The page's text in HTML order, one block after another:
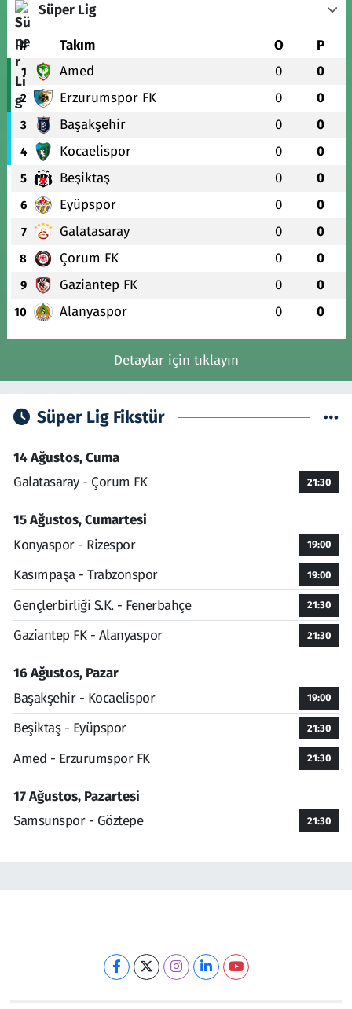
Süper Lig
# Takım O P
1 Amed 0 0
2 Erzurumspor FK 0 0
3 Başakşehir 0 0
4 Kocaelispor 0 0
5 Beşiktaş 0 0
6 Eyüpspor 0 0
7 Galatasaray 0 0
8 Çorum FK 0 0
9 Gaziantep FK 0 0
10 Alanyaspor 0 0
Detaylar için tıklayın
Süper Lig Fikstür
14 Ağustos, Cuma
Galatasaray - Çorum FK
21:30
15 Ağustos, Cumartesi
Konyaspor - Rizespor
19:00
Kasımpaşa - Trabzonspor 19:00
Gençlerbirliği S.K. - Fenerbahçe 21:30
Gaziantep FK - Alanyaspor 21:30
16 Ağustos, Pazar
Başakşehir - Kocaelispor
19:00
Beşiktaş - Eyüpspor 21:30
Amed - Erzurumspor FK 21:30
17 Ağustos, Pazartesi
Samsunspor - Göztepe
21:30